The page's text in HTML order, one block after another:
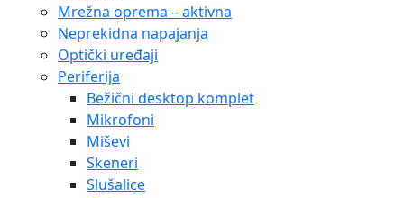
Mrežna oprema – aktivna
Neprekidna napajanja
Optički uređaji
Periferija
Bežični desktop komplet
Mikrofoni
Miševi
Skeneri
Slušalice